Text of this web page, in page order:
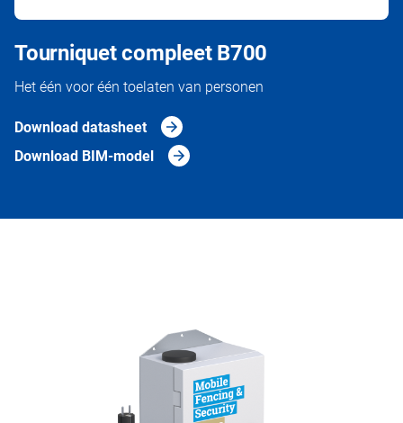
Tourniquet compleet B700
Het één voor één toelaten van personen
Download datasheet
Download BIM-model